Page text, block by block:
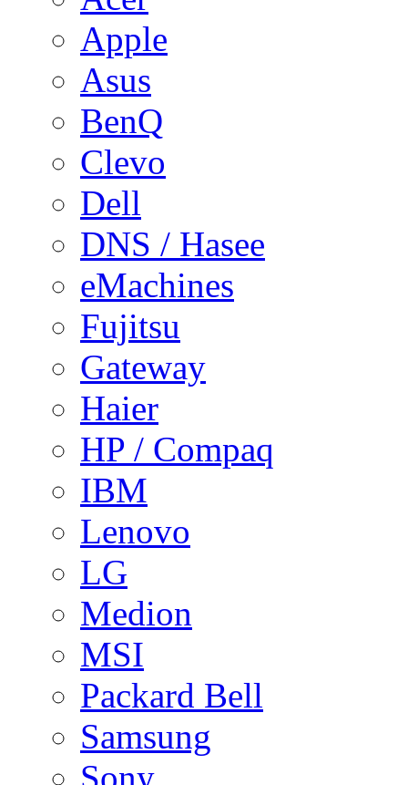
Apple
Asus
BenQ
Clevo
Dell
DNS / Hasee
eMachines
Fujitsu
Gateway
Haier
HP / Compaq
IBM
Lenovo
LG
Medion
MSI
Packard Bell
Samsung
Sony